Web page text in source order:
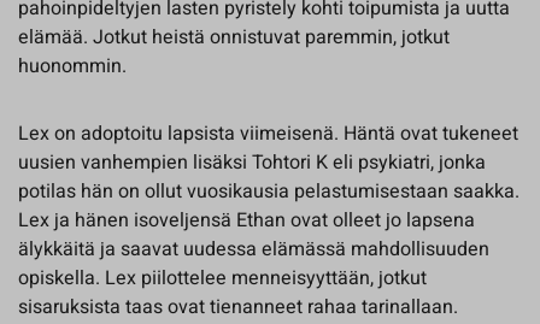
pahoinpideltyjen lasten pyristely kohti toipumista ja uutta
elämää. Jotkut heistä onnistuvat paremmin, jotkut
huonommin.
Lex on adoptoitu lapsista viimeisenä. Häntä ovat tukeneet
uusien vanhempien lisäksi Tohtori K eli psykiatri, jonka
potilas hän on ollut vuosikausia pelastumisestaan saakka.
Lex ja hänen isoveljensä Ethan ovat olleet jo lapsena
älykkäitä ja saavat uudessa elämässä mahdollisuuden
opiskella. Lex piilottelee menneisyyttään, jotkut
sisaruksista taas ovat tienanneet rahaa tarinallaan.